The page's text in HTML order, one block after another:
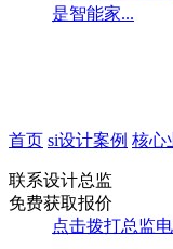
是智能家...
首页 si设计案例 核心
联系设计总监
免费获取报价
点击拨打总监